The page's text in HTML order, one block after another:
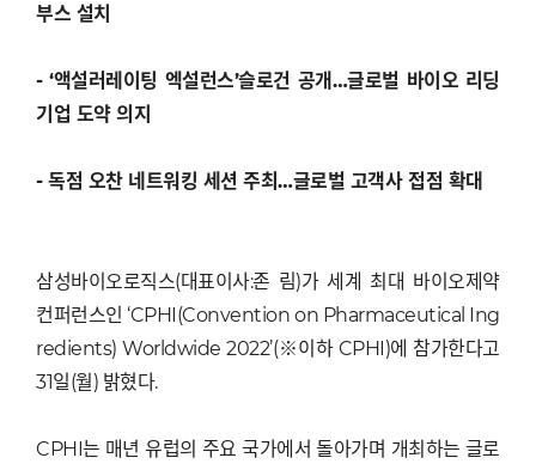
부스 설치
- ‘액설러레이팅 엑설런스’슬로건 공개…글로벌 바이오 리딩
기업 도약 의지
- 독점 오찬 네트워킹 세션 주최…글로벌 고객사 접점 확대
삼성바이오로직스(대표이사:존 림)가 세계 최대 바이오제약
컨퍼런스인 ‘CPHI(Convention on Pharmaceutical Ing
redients) Worldwide 2022’(※이하 CPHI)에 참가한다고
31일(월) 밝혔다.
CPHI는 매년 유럽의 주요 국가에서 돌아가며 개최하는 글로